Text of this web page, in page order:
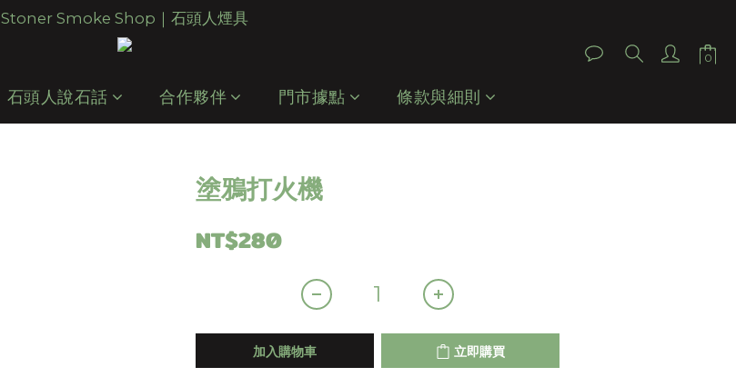
Stoner Smoke Shop｜石頭人煙具
石頭人說石話 合作夥伴 門市據點 條款與細則
塗鴉打火機
NT$280
加入購物車 立即購買
立即購買